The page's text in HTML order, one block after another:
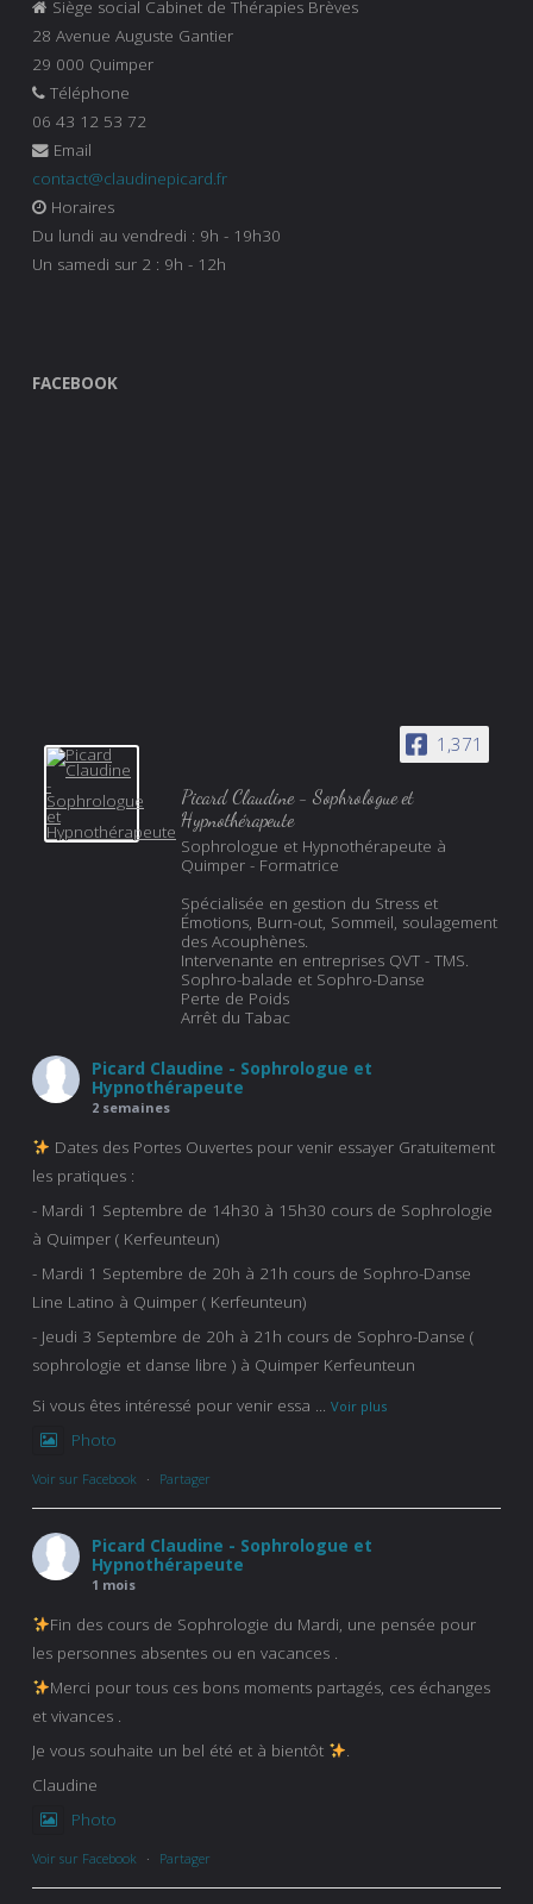
Siège social Cabinet de Thérapies Brèves
28 Avenue Auguste Gantier
29 000 Quimper
Téléphone
06 43 12 53 72
Email
contact@claudinepicard.fr
Horaires
Du lundi au vendredi : 9h - 19h30
Un samedi sur 2 : 9h - 12h
FACEBOOK
1,371
Picard Claudine - Sophrologue et
Hypnothérapeute
Sophrologue et Hypnothérapeute à
Quimper - Formatrice
Spécialisée en gestion du Stress et
Émotions, Burn-out, Sommeil, soulagement
des Acouphènes.
Intervenante en entreprises QVT - TMS.
Sophro-balade et Sophro-Danse
Perte de Poids
Arrêt du Tabac
Picard Claudine - Sophrologue et
Hypnothérapeute
2 semaines
Dates des Portes Ouvertes pour venir essayer Gratuitement
les pratiques :
- Mardi 1 Septembre de 14h30 à 15h30 cours de Sophrologie
à Quimper ( Kerfeunteun)
- Mardi 1 Septembre de 20h à 21h cours de Sophro-Danse
Line Latino à Quimper ( Kerfeunteun)
- Jeudi 3 Septembre de 20h à 21h cours de Sophro-Danse (
sophrologie et danse libre ) à Quimper Kerfeunteun
Si vous êtes intéressé pour venir essa ... Voir plus
Photo
Voir sur Facebook · Partager
Picard Claudine - Sophrologue et
Hypnothérapeute
1 mois
Fin des cours de Sophrologie du Mardi, une pensée pour
les personnes absentes ou en vacances .
Merci pour tous ces bons moments partagés, ces échanges
et vivances .
Je vous souhaite un bel été et à bientôt
.
Claudine
Photo
Voir sur Facebook · Partager